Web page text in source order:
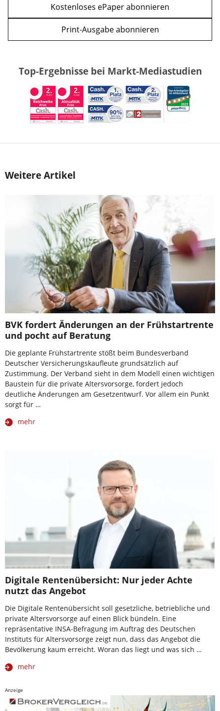
Kostenloses ePaper abonnieren
Print-Ausgabe abonnieren
Top-Ergebnisse bei Markt-Mediastudien
Weitere Artikel
BVK fordert Änderungen an der Frühstartrente
und pocht auf Beratung
Die geplante Frühstartrente stößt beim Bundesverband
Deutscher Versicherungskaufleute grundsätzlich auf
Zustimmung. Der Verband sieht in dem Modell einen wichtigen
Baustein für die private Altersvorsorge, fordert jedoch
deutliche Änderungen am Gesetzentwurf. Vor allem ein Punkt
sorgt für …
mehr
Digitale Rentenübersicht: Nur jeder Achte
nutzt das Angebot
Die Digitale Rentenübersicht soll gesetzliche, betriebliche und
private Altersvorsorge auf einen Blick bündeln. Eine
repräsentative INSA-Befragung im Auftrag des Deutschen
Instituts für Altersvorsorge zeigt nun, dass das Angebot die
Bevölkerung kaum erreicht. Woran das liegt und was sich …
mehr
Anzeige